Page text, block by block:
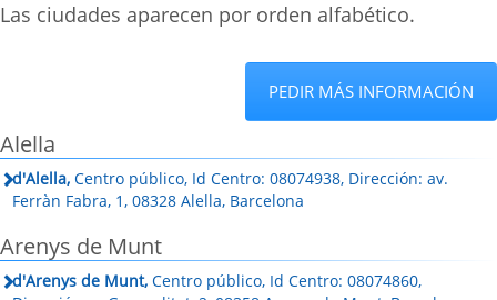
Las ciudades aparecen por orden alfabético.
PEDIR MÁS INFORMACIÓN
Alella
d'Alella, Centro público, Id Centro: 08074938, Dirección: av.
Ferràn Fabra, 1, 08328 Alella, Barcelona
Arenys de Munt
d'Arenys de Munt, Centro público, Id Centro: 08074860,